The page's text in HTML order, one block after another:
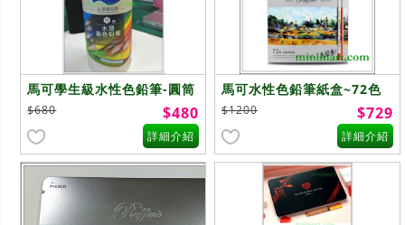
馬可學生級水性色鉛筆-圓筒
~72色
$680 $480
詳細介紹
馬可水性色鉛筆紙盒~72色
$1200 $729
詳細介紹